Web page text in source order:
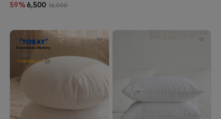
59% 6,500 16,000